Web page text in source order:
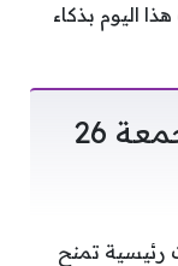
اليوم بذكاء
توقعات حظك اليوم الجمعة 26
رئيسية تمنح